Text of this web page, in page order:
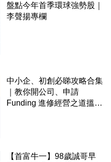
盤點今年首季環球強勢股｜
李聲揚專欄
中小企、初創必睇攻略合集
｜教你開公司、申請
Funding 進修經營之道搵大
【首富牛一】98歲誠哥早